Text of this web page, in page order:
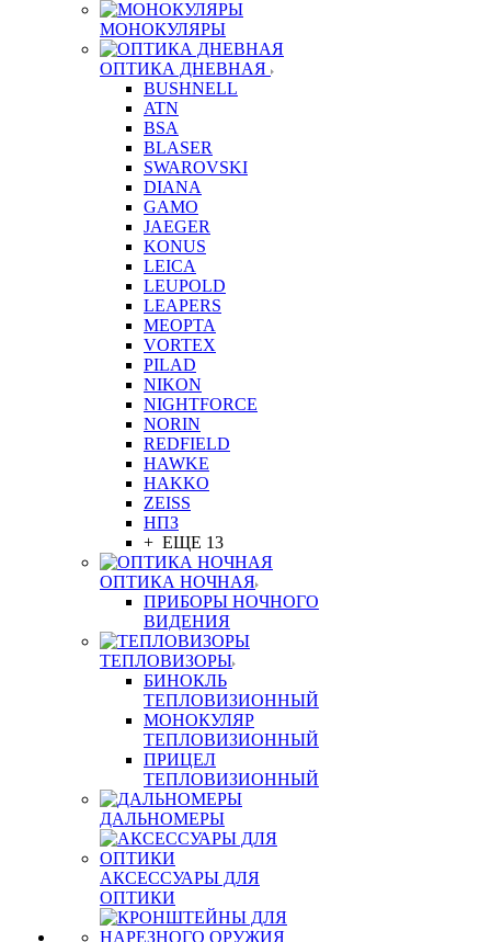
МОНОКУЛЯРЫ
ОПТИКА ДНЕВНАЯ
BUSHNELL
ATN
BSA
BLASER
SWAROVSKI
DIANA
GAMO
JAEGER
KONUS
LEICA
LEUPOLD
LEAPERS
MEOPTA
VORTEX
PILAD
NIKON
NIGHTFORCE
NORIN
REDFIELD
HAWKE
HAKKO
ZEISS
НПЗ
+ ЕЩЕ 13
ОПТИКА НОЧНАЯ
ПРИБОРЫ НОЧНОГО
ВИДЕНИЯ
ТЕПЛОВИЗОРЫ
БИНОКЛЬ
ТЕПЛОВИЗИОННЫЙ
МОНОКУЛЯР
ТЕПЛОВИЗИОННЫЙ
ПРИЦЕЛ
ТЕПЛОВИЗИОННЫЙ
ДАЛЬНОМЕРЫ
АКСЕССУАРЫ ДЛЯ
ОПТИКИ